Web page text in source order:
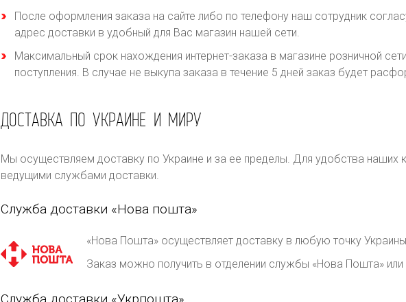
После оформления заказа на сайте либо по телефону наш сотрудник
адрес доставки в удобный для Вас магазин нашей сети.
Максимальный срок нахождения интернет-заказа в магазине розничной
поступления. В случае не выкупа заказа в течение 5 дней заказ будет
ДОСТАВКА ПО УКРАИНЕ И МИРУ
Мы осуществляем доставку по Украине и за ее пределы. Для удобства наших
ведущими службами доставки.
Служба доставки «Нова пошта»
«Нова Пошта» осуществляет доставку в любую точку
Заказ можно получить в отделении службы «Нова Пошта» или